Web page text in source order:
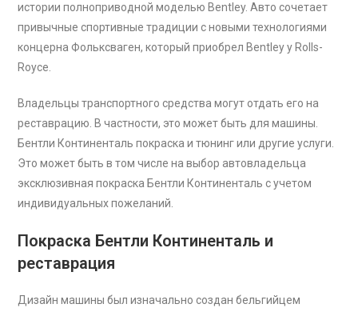
истории полноприводной моделью Bentley. Авто сочетает
привычные спортивные традиции с новыми технологиями
концерна Фольксваген, который приобрел Bentley у Rolls-
Royce.
Владельцы транспортного средства могут отдать его на
реставрацию. В частности, это может быть для машины.
Бентли Континенталь покраска и тюнинг или другие услуги.
Это может быть в том числе на выбор автовладельца
эксклюзивная покраска Бентли Континенталь с учетом
индивидуальных пожеланий.
Покраска Бентли Континенталь и
реставрация
Дизайн машины был изначально создан бельгийцем